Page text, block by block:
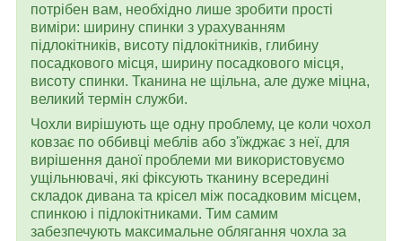
потрібен вам, необхідно лише зробити прості
виміри: ширину спинки з урахуванням
підлокітників, висоту підлокітників, глибину
посадкового місця, ширину посадкового місця,
висоту спинки. Тканина не щільна, але дуже міцна,
великий термін служби.
Чохли вирішують ще одну проблему, це коли чохол
ковзає по оббивці меблів або з'їжджає з неї, для
вирішення даної проблеми ми використовуємо
ущільнювачі, які фіксують тканину всередині
складок дивана та крісел між посадковим місцем,
спинкою і підлокітниками. Тим самим
забезпечують максимальне облягання чохла за